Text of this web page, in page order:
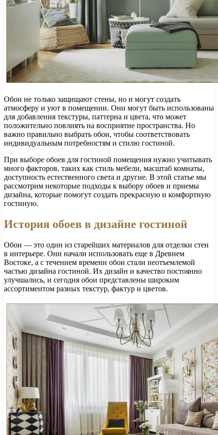
Обои не только защищают стены, но и могут создать
атмосферу и уют в помещении. Они могут быть использованы
для добавления текстуры, паттерна и цвета, что может
положительно повлиять на восприятие пространства. Но
важно правильно выбрать обои, чтобы соответствовать
индивидуальным потребностям и стилю гостиной.
При выборе обоев для гостиной помещения нужно учитывать
много факторов, таких как стиль мебели, масштаб комнаты,
доступность естественного света и другие. В этой статье мы
рассмотрим некоторые подходы к выбору обоев и приемы
дизайна, которые помогут создать прекрасную и комфортную
гостиную.
История обоев в дизайне гостиной
Обои — это один из старейших материалов для отделки стен
в интерьере. Они начали использовать еще в Древнем
Востоке, а с течением времени обои стали неотъемлемой
частью дизайна гостиной. Их дизайн и качество постоянно
улучшались, и сегодня обои представлены широким
ассортиментом разных текстур, фактур и цветов.